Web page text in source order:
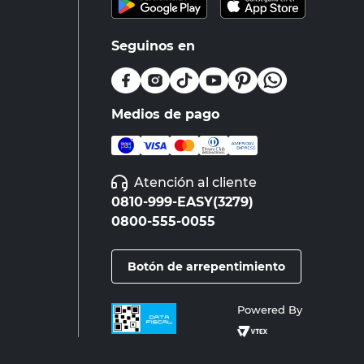
Seguinos en
Medios de pago
Atención al cliente
0810-999-EASY(3279)
0800-555-0055
Botón de arrepentimiento
Powered By